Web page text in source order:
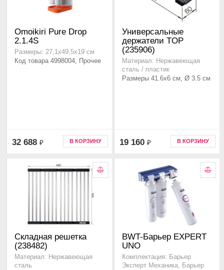
Omoikiri Pure Drop
2.1.4S
Размеры: 27,1х49,5х19 см
Код товара 4998004, Прочее
32 688 ₽ В КОРЗИНУ
Универсальные
держатели TOP
(235906)
Материал: Нержавеющая
сталь / пластик
Размеры 41.6x6 см, Ø 3.5 см
19 160 ₽ В КОРЗИНУ
Складная решетка
(238482)
Материал: Нержавеющая
сталь
BWT-Барьер EXPERT
UNO
Комплектация: Барьер
Эксперт Механика, Барьер